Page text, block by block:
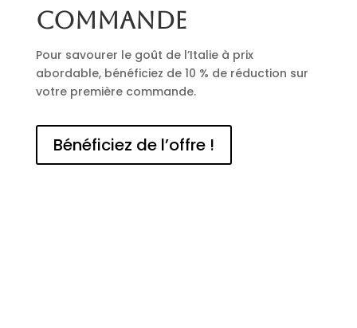
commande
Pour savourer le goût de l’Italie à prix
abordable, bénéficiez de 10 % de réduction sur
votre première commande.
Bénéficiez de l’offre !